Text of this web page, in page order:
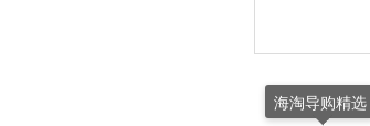
海淘导购精选